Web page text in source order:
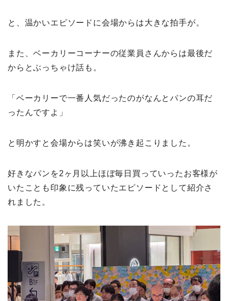
と、温かいエピソードに会場からは大きな拍手が。
また、ベーカリーコーナーの従業員さんからは最後だ
からとぶっちゃけ話も。
「ベーカリーで一番人気だったのがなんとパンの耳だ
ったんですよ」
と明かすと会場からは笑いが沸き起こりました。
好きなパンを2ヶ月以上ほぼ毎日買っていったお客様が
いたことも印象に残っていたエピソードとして紹介さ
れました。